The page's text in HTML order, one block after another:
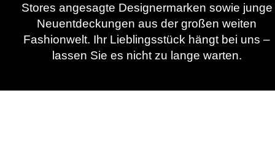
Stores angesagte Designermarken sowie junge
Neuentdeckungen aus der großen weiten
Fashionwelt. Ihr Lieblingsstück hängt bei uns –
lassen Sie es nicht zu lange warten.